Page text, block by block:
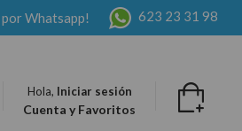
por Whatsapp! 623 23 31 98
Hola, Iniciar sesión
Cuenta y Favoritos